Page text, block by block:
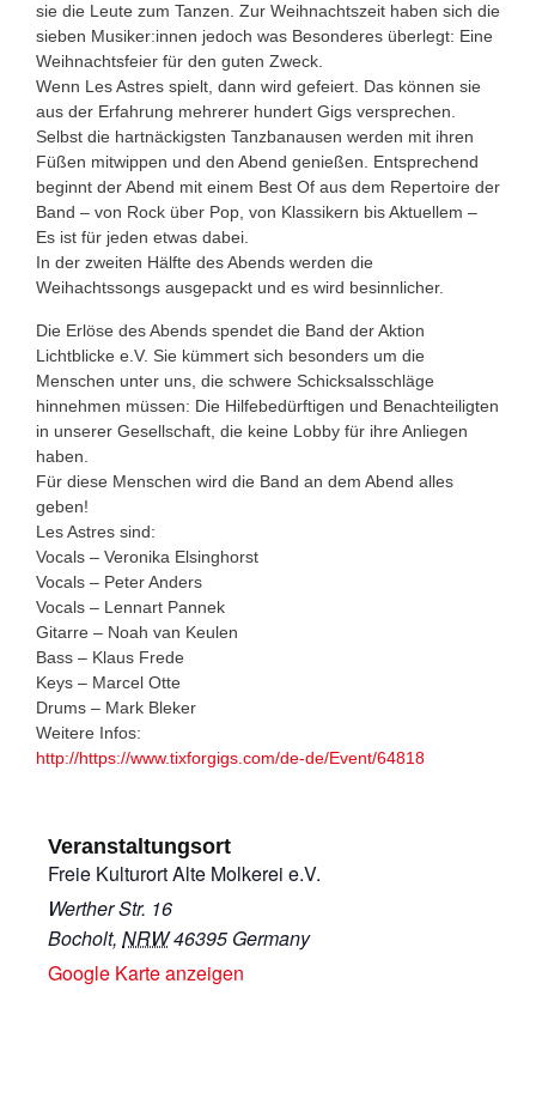
sie die Leute zum Tanzen. Zur Weihnachtszeit haben sich die
sieben Musiker:innen jedoch was Besonderes überlegt: Eine
Weihnachtsfeier für den guten Zweck.
Wenn Les Astres spielt, dann wird gefeiert. Das können sie
aus der Erfahrung mehrerer hundert Gigs versprechen.
Selbst die hartnäckigsten Tanzbanausen werden mit ihren
Füßen mitwippen und den Abend genießen. Entsprechend
beginnt der Abend mit einem Best Of aus dem Repertoire der
Band – von Rock über Pop, von Klassikern bis Aktuellem –
Es ist für jeden etwas dabei.
In der zweiten Hälfte des Abends werden die
Weihachtssongs ausgepackt und es wird besinnlicher.
Die Erlöse des Abends spendet die Band der Aktion
Lichtblicke e.V. Sie kümmert sich besonders um die
Menschen unter uns, die schwere Schicksalsschläge
hinnehmen müssen: Die Hilfebedürftigen und Benachteiligten
in unserer Gesellschaft, die keine Lobby für ihre Anliegen
haben.
Für diese Menschen wird die Band an dem Abend alles
geben!
Les Astres sind:
Vocals – Veronika Elsinghorst
Vocals – Peter Anders
Vocals – Lennart Pannek
Gitarre – Noah van Keulen
Bass – Klaus Frede
Keys – Marcel Otte
Drums – Mark Bleker
Weitere Infos:
http://https://www.tixforgigs.com/de-de/Event/64818
Veranstaltungsort
Freie Kulturort Alte Molkerei e.V.
Werther Str. 16
Bocholt, NRW46395 Germany
Google Karte anzeigen